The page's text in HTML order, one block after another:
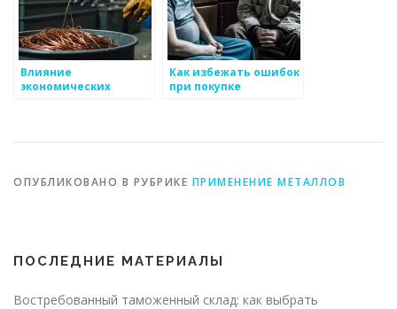
Влияние
экономических
Как избежать ошибок
при покупке
ОПУБЛИКОВАНО В РУБРИКЕ ПРИМЕНЕНИЕ МЕТАЛЛОВ
ПОСЛЕДНИЕ МАТЕРИАЛЫ
Востребованный таможенный склад: как выбрать